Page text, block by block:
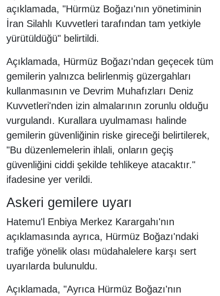
açıklamada, "Hürmüz Boğazı'nın yönetiminin
İran Silahlı Kuvvetleri tarafından tam yetkiyle
yürütüldüğü" belirtildi.
Açıklamada, Hürmüz Boğazı'ndan geçecek tüm
gemilerin yalnızca belirlenmiş güzergahları
kullanmasının ve Devrim Muhafızları Deniz
Kuvvetleri'nden izin almalarının zorunlu olduğu
vurgulandı. Kurallara uyulmaması halinde
gemilerin güvenliğinin riske gireceği belirtilerek,
"Bu düzenlemelerin ihlali, onların geçiş
güvenliğini ciddi şekilde tehlikeye atacaktır."
ifadesine yer verildi.
Askeri gemilere uyarı
Hatemu'l Enbiya Merkez Karargahı'nın
açıklamasında ayrıca, Hürmüz Boğazı'ndaki
trafiğe yönelik olası müdahalelere karşı sert
uyarılarda bulunuldu.
Açıklamada, "Ayrıca Hürmüz Boğazı'nın